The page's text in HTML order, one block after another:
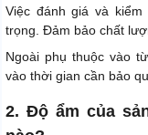
Việc đánh giá và
trọng. Đảm bảo chất
Ngoài phụ thuộc vào
vào thời gian cần bảo
2. Độ ẩm của